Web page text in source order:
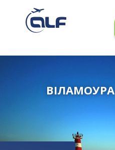
ВІЛАМОУРА